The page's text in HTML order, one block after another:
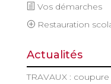
Vos démarches
Restauration
Actualités
TRAVAUX :